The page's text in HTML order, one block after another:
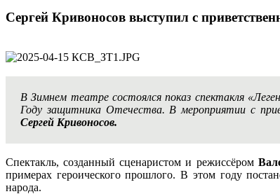
Сергей Кривоносов выступил с
В Зимнем театре состоялся показ спектакля
Году защитника Отечества. В мероприятии с
Сергей Кривоносов.
Спектакль, созданный сценаристом и режиссёром
примерах героического прошлого. В этом году
народа.